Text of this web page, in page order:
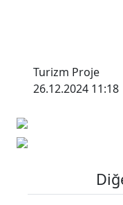
Turizm Proje
26.12.2024 11:18